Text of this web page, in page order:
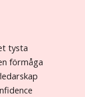
tysta
förmåga